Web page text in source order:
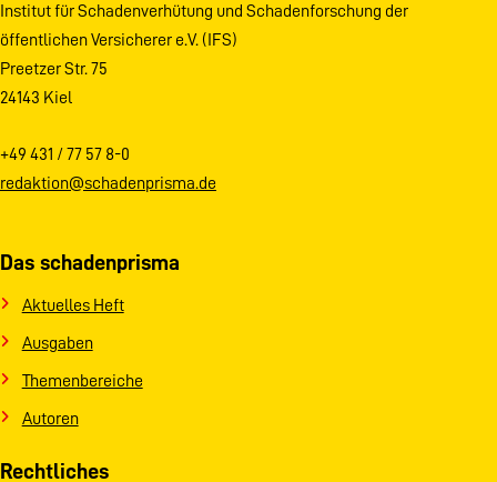
Institut für Schadenverhütung und Schadenforschung der
öffentlichen Versicherer e.V. (IFS)
Preetzer Str. 75
24143 Kiel
+49 431 / 77 57 8-0
redaktion@schadenprisma.de
Das schadenprisma
Aktuelles Heft
Ausgaben
Themenbereiche
Autoren
Rechtliches